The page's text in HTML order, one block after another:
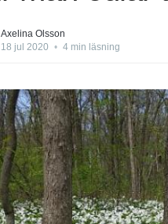
Axelina Olsson
18 jul 2020 • 4 min läsning